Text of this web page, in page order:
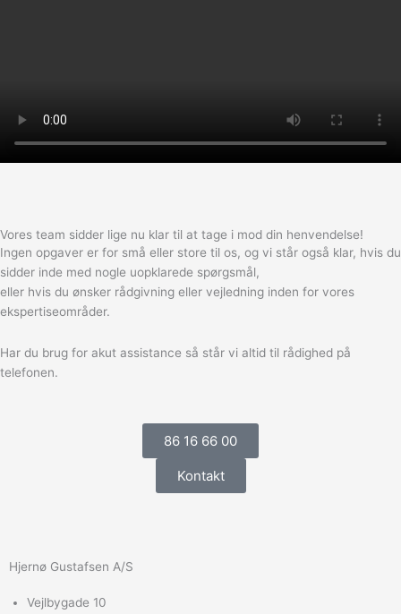
Vores team sidder lige nu klar til at tage i mod din henvendelse!
Ingen opgaver er for små eller store til os, og vi står også klar, hvis du
sidder inde med nogle uopklarede spørgsmål,
eller hvis du ønsker rådgivning eller vejledning inden for vores
ekspertiseområder.
Har du brug for akut assistance så står vi altid til rådighed på
telefonen.
86 16 66 00
Kontakt
Hjernø Gustafsen A/S
Vejlbygade 10